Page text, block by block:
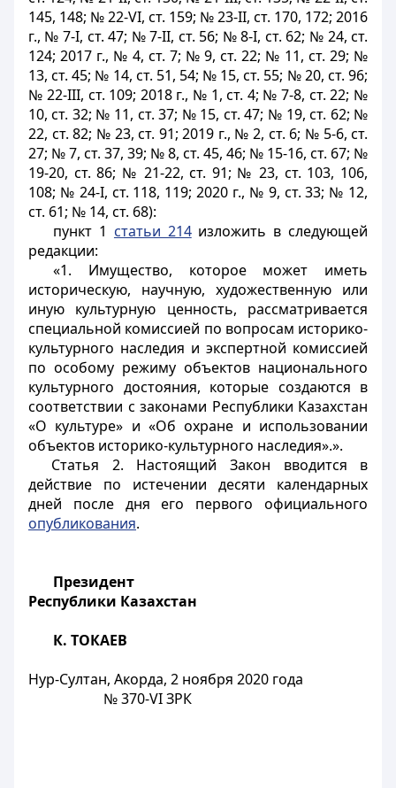
145, 148; № 22-VI, ст. 159; № 23-II, ст. 170, 172; 2016
г., № 7-І, ст. 47; № 7-II, ст. 56; № 8-І, ст. 62; № 24, ст.
124; 2017 г., № 4, ст. 7; № 9, ст. 22; № 11, cт. 29; №
13, ст. 45; № 14, cт. 51, 54; № 15, ст. 55; № 20, ст. 96;
№ 22-III, ст. 109; 2018 г., № 1, ст. 4; № 7-8, ст. 22; №
10, ст. 32; № 11, ст. 37; № 15, ст. 47; № 19, ст. 62; №
22, ст. 82; № 23, ст. 91; 2019 г., № 2, ст. 6; № 5-6, ст.
27; № 7, ст. 37, 39; № 8, ст. 45, 46; № 15-16, ст. 67; №
19-20, ст. 86; № 21-22, ст. 91; № 23, ст. 103, 106,
108; № 24-I, ст. 118, 119; 2020 г., № 9, ст. 33; № 12,
ст. 61; № 14, ст. 68):
пункт 1 статьи 214изложить в следующей
редакции:
«1. Имущество, которое может иметь
историческую, научную, художественную или
иную культурную ценность, рассматривается
специальной комиссией по вопросам историко-
культурного наследия и экспертной комиссией
по особому режиму объектов национального
культурного достояния, которые создаются в
соответствии с законами Республики Казахстан
«О культуре» и «Об охране и использовании
объектов историко-культурного наследия».».
Статья 2. Настоящий Закон вводится в
действие по истечении десяти календарных
дней после дня его первого официального
опубликования.
Президент
Республики Казахстан
К. ТОКАЕВ
Нур-Султан, Акорда, 2 ноября 2020 года
№ 370-VI ЗРК